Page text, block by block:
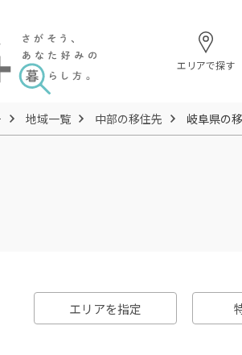
エリアで探す
地域一覧 中部の移住先 岐阜県の
エリアを指定